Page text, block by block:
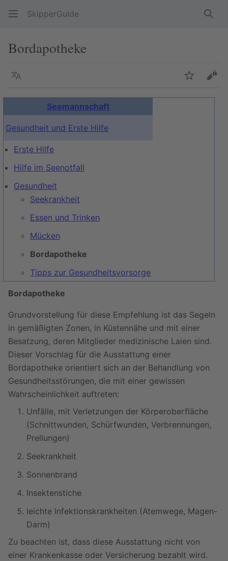
SkipperGuide
Bordapotheke
Sprache
Seemannschaft
Gesundheit und Erste Hilfe
Erste Hilfe
Hilfe im Seenotfall
Gesundheit
Seekrankheit
Essen und Trinken
Mücken
Bordapotheke
Tipps zur Gesundheitsvorsorge
Bordapotheke
Grundvorstellung für diese Empfehlung ist das Segeln
in gemäßigten Zonen, in Küstennähe und mit einer
Besatzung, deren Mitglieder medizinische Laien sind.
Dieser Vorschlag für die Ausstattung einer
Bordapotheke orientiert sich an der Behandlung von
Gesundheitsstörungen, die mit einer gewissen
Wahrscheinlichkeit auftreten:
Unfälle, mit Verletzungen der Körperoberfläche
(Schnittwunden, Schürfwunden, Verbrennungen,
Prellungen)
Seekrankheit
Sonnenbrand
Insektenstiche
leichte Infektionskrankheiten (Atemwege, Magen-
Darm)
Zu beachten ist, dass diese Ausstattung nicht von
einer Krankenkasse oder Versicherung bezahlt wird.